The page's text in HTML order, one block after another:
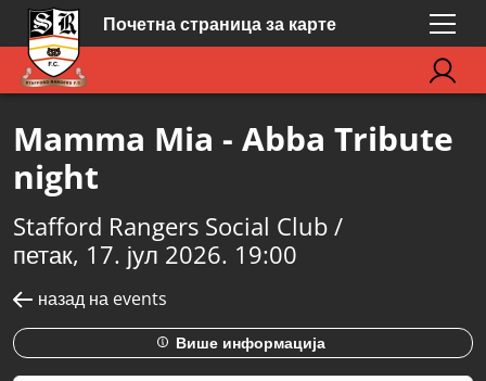
Почетна страница за карте
Mamma Mia - Abba Tribute
night
Stafford Rangers Social Club /
петак, 17. јул 2026. 19:00
назад на events
Више информација